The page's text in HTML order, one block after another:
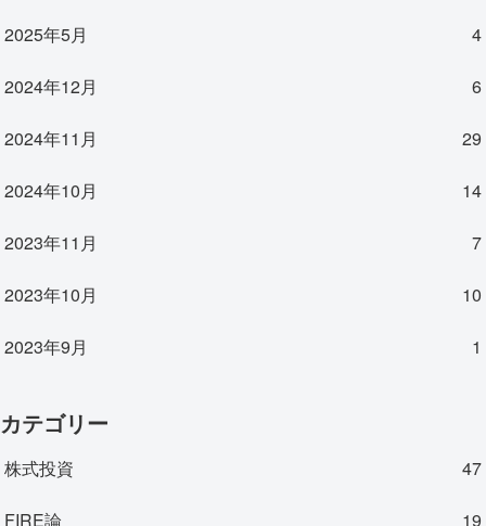
2025年5月 4
2024年12月 6
2024年11月 29
2024年10月 14
2023年11月 7
2023年10月 10
2023年9月 1
カテゴリー
株式投資 47
FIRE論 19